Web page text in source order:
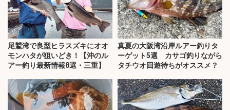
尾鷲湾で良型ヒラスズキにオオ
モンハタが狙いどき！【沖のル
アー釣り最新情報8選・三重】
真夏の大阪湾沿岸ルアー釣りタ
ーゲット5選 カサゴ釣りながら
タチウオ回遊待ちがオススメ？